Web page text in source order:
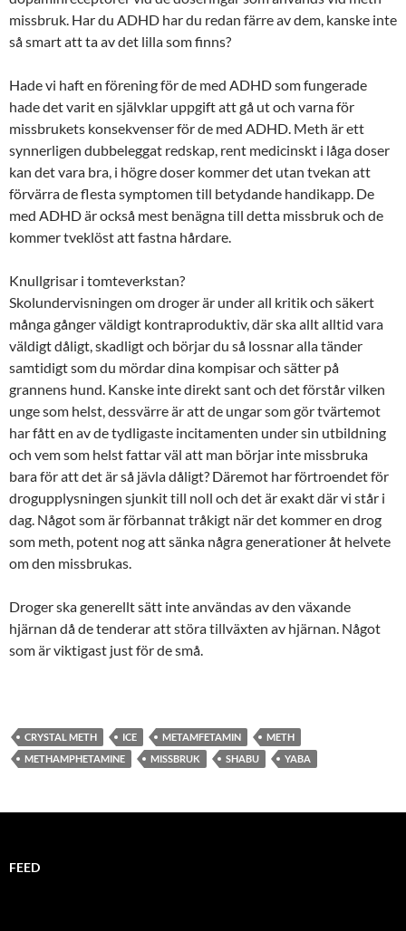
missbruk. Har du ADHD har du redan färre av dem, kanske inte
så smart att ta av det lilla som finns?
Hade vi haft en förening för de med ADHD som fungerade
hade det varit en självklar uppgift att gå ut och varna för
missbrukets konsekvenser för de med ADHD. Meth är ett
synnerligen dubbeleggat redskap, rent medicinskt i låga doser
kan det vara bra, i högre doser kommer det utan tvekan att
förvärra de flesta symptomen till betydande handikapp. De
med ADHD är också mest benägna till detta missbruk och de
kommer tveklöst att fastna hårdare.
Knullgrisar i tomteverkstan?
Skolundervisningen om droger är under all kritik och säkert
många gånger väldigt kontraproduktiv, där ska allt alltid vara
väldigt dåligt, skadligt och börjar du så lossnar alla tänder
samtidigt som du mördar dina kompisar och sätter på
grannens hund. Kanske inte direkt sant och det förstår vilken
unge som helst, dessvärre är att de ungar som gör tvärtemot
har fått en av de tydligaste incitamenten under sin utbildning
och vem som helst fattar väl att man börjar inte missbruka
bara för att det är så jävla dåligt? Däremot har förtroendet för
drogupplysningen sjunkit till noll och det är exakt där vi står i
dag. Något som är förbannat tråkigt när det kommer en drog
som meth, potent nog att sänka några generationer åt helvete
om den missbrukas.
Droger ska generellt sätt inte användas av den växande
hjärnan då de tenderar att störa tillväxten av hjärnan. Något
som är viktigast just för de små.
CRYSTAL METH ICE METAMFETAMIN
METH
METHAMPHETAMINE
MISSBRUK SHABU YABA
FEED